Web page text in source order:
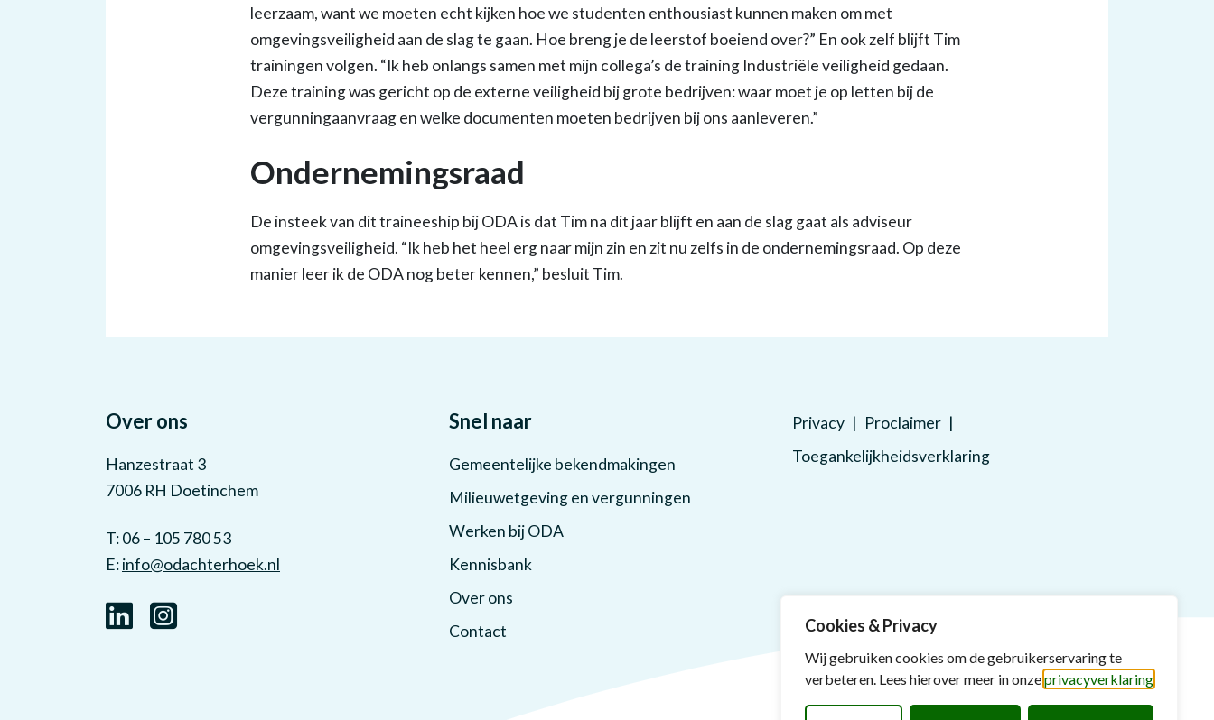
Cookies & Privacy
Wij gebruiken cookies om de gebruikerservaring te
verbeteren. Lees hierover meer in onzeprivacyverklaring
leerzaam, want we moeten echt kijken hoe we studenten enthousiast kunnen maken om met
omgevingsveiligheid aan de slag te gaan. Hoe breng je de leerstof boeiend over?” En ook zelf blijft Tim
trainingen volgen. “Ik heb onlangs samen met mijn collega’s de training Industriële veiligheid gedaan.
Deze training was gericht op de externe veiligheid bij grote bedrijven: waar moet je op letten bij de
vergunningaanvraag en welke documenten moeten bedrijven bij ons aanleveren.”
Ondernemingsraad
De insteek van dit traineeship bij ODA is dat Tim na dit jaar blijft en aan de slag gaat als adviseur
omgevingsveiligheid. “Ik heb het heel erg naar mijn zin en zit nu zelfs in de ondernemingsraad. Op deze
manier leer ik de ODA nog beter kennen,” besluit Tim.
Over ons
Hanzestraat 3
7006 RH Doetinchem
T: 06 – 105 780 53
E:info@odachterhoek.nl
Snel naar
Gemeentelijke bekendmakingen
Milieuwetgeving en vergunningen
Werken bij ODA
Kennisbank
Over ons
Contact
Privacy
Proclaimer
Toegankelijkheidsverklaring